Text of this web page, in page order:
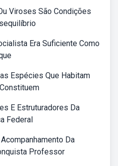
Viroses São Condições
Era Suficiente Como
Espécies Que Habitam
E Estruturadores Da
Federal
Da
Professor